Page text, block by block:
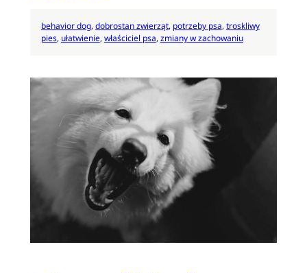
behavior dog, dobrostan zwierząt, potrzeby psa, troskliwy
pies, ułatwienie, właściciel psa, zmiany w zachowaniu